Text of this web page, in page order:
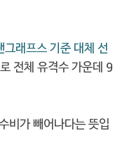
그래프스 기준 대체 선
전체 유격수 가운데 9
비가 빼어나다는 뜻입